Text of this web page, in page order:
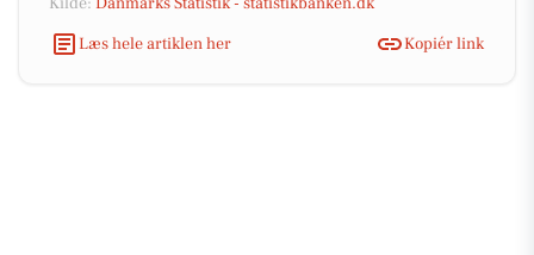
Læs hele artiklen her
Kopiér link